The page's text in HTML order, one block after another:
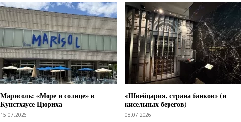
Марисоль: «Море и солнце» в
Кунстхаусе Цюриха
15.07.2026
«Швейцария, страна банков» (и
кисельных берегов)
08.07.2026